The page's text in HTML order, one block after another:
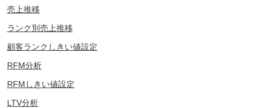
売上推移
ランク別売上推移
顧客ランクしきい値設定
RFM分析
RFMしきい値設定
LTV分析